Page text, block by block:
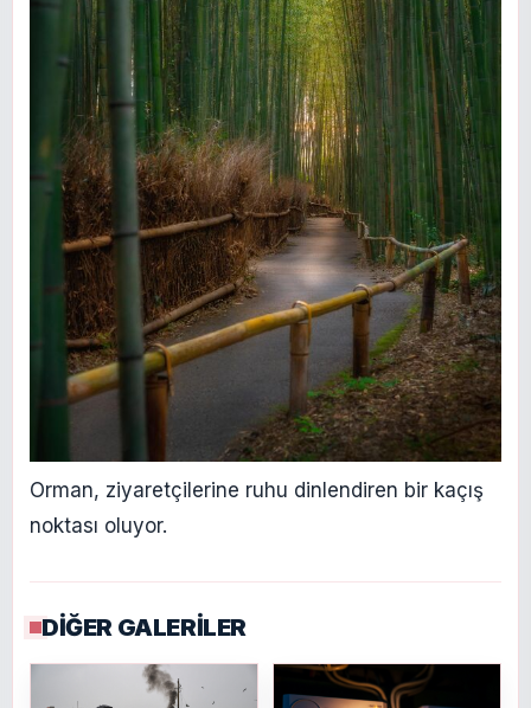
Orman, ziyaretçilerine ruhu dinlendiren bir kaçış
noktası oluyor.
DİĞER GALERİLER